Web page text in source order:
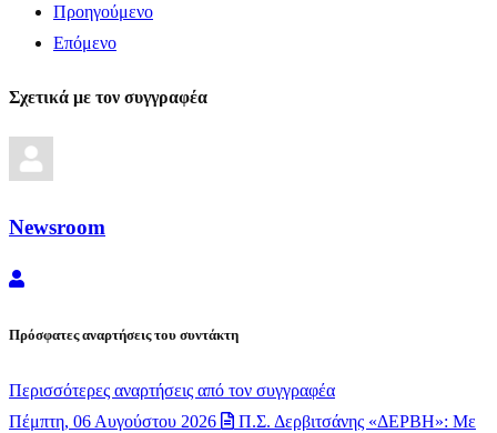
Προηγούμενο
Επόμενο
Σχετικά με τον συγγραφέα
Newsroom
Newsroom
Πρόσφατες αναρτήσεις του συντάκτη
Περισσότερες αναρτήσεις από τον συγγραφέα
Πέμπτη, 06 Αυγούστου 2026
Π.Σ. Δερβιτσάνης «ΔΕΡΒΗ»: Με